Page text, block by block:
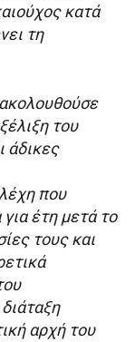
κατά
τη
του
άδικες
που
έτη μετά το
τους και
αρχή του